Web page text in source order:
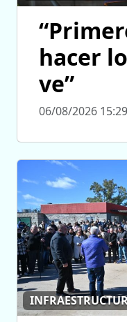
hacer
ve”
06/08/2026 15:29